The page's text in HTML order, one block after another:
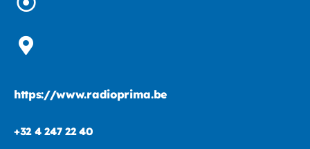
https://www.radioprima.be
+32 4 247 22 40